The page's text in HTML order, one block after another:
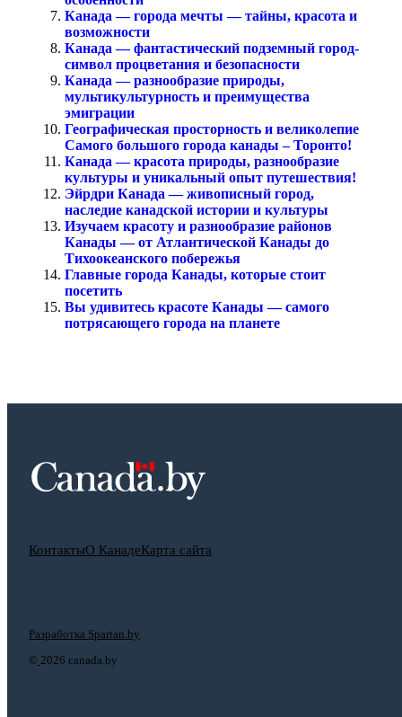
Канада — города мечты — тайны, красота и
возможности
Канада — фантастический подземный город-
символ процветания и безопасности
Канада — разнообразие природы,
мультикультурность и преимущества
эмиграции
Географическая просторность и великолепие
Самого большого города канады – Торонто!
Канада — красота природы, разнообразие
культуры и уникальный опыт путешествия!
Эйрдри Канада — живописный город,
наследие канадской истории и культуры
Изучаем красоту и разнообразие районов
Канады — от Атлантической Канады до
Тихоокеанского побережья
Главные города Канады, которые стоит
посетить
Вы удивитесь красоте Канады — самого
потрясающего города на планете
КонтактыО КанадеКарта сайта
© 2026 canada.by
Разработка Spartan.by